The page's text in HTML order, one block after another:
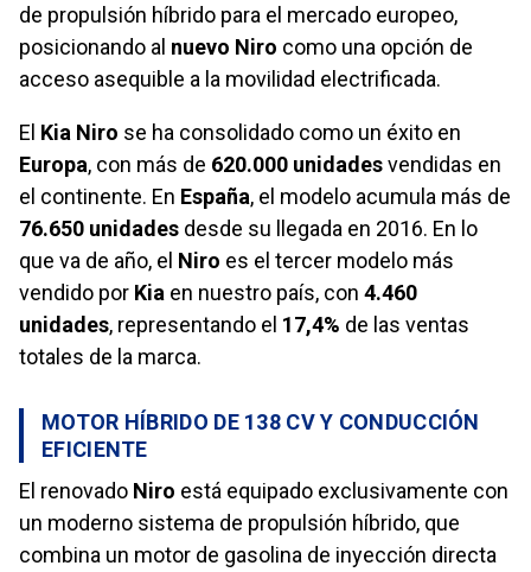
de propulsión híbrido para el mercado europeo,
posicionando al nuevo Niro como una opción de
acceso asequible a la movilidad electrificada.
El Kia Niro se ha consolidado como un éxito en
Europa, con más de 620.000 unidadesvendidas en
el continente. En España, el modelo acumula más de
76.650 unidades desde su llegada en 2016. En lo
que va de año, el Niro es el tercer modelo más
vendido por Kia en nuestro país, con 4.460
unidades, representando el 17,4% de las ventas
totales de la marca.
MOTOR HÍBRIDO DE 138 CV Y CONDUCCIÓN
EFICIENTE
El renovado Niro está equipado exclusivamente con
un moderno sistema de propulsión híbrido, que
combina un motor de gasolina de inyección directa